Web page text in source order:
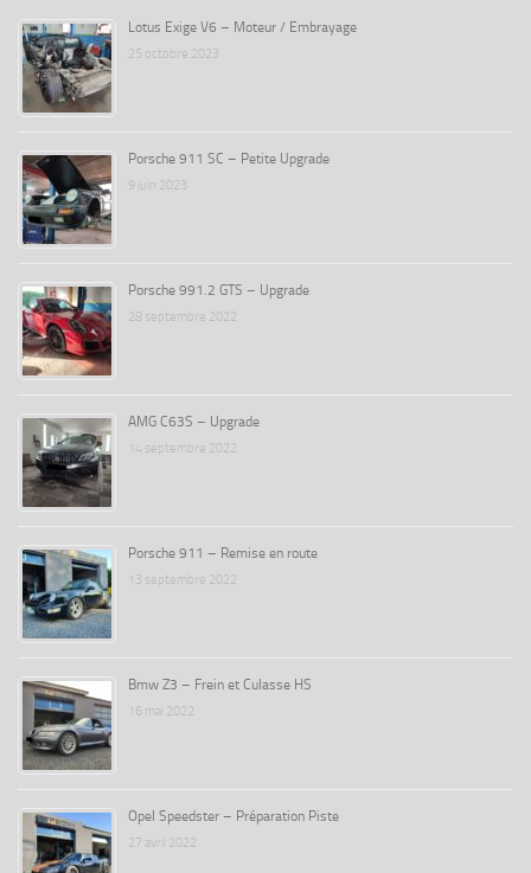
Lotus Exige V6 – Moteur / Embrayage
25 octobre 2023
Porsche 911 SC – Petite Upgrade
9 juin 2023
Porsche 991.2 GTS – Upgrade
28 septembre 2022
AMG C63S – Upgrade
14 septembre 2022
Porsche 911 – Remise en route
13 septembre 2022
Bmw Z3 – Frein et Culasse HS
16 mai 2022
Opel Speedster – Préparation Piste
27 avril 2022